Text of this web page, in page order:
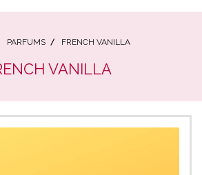
PARFUMS FRENCH VANILLA
VANILLA